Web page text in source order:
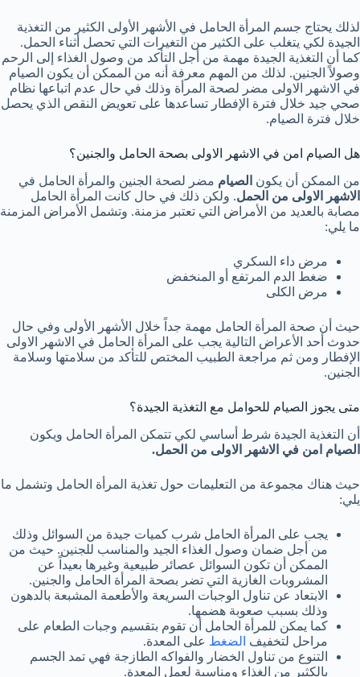
لذلك يحتاج جسم المرأة الحامل في الأشهر الأولى الكثير من التغذية
الجيدة لكي يتغلب على الكثير من التغيرات التي تحصل أثناء الحمل.
كما أن التغذية الجيدة مهمة من أجل التأكد من وصول الغذاء إلى الرحم
وصولاً الجنين. لذلك من المهم معرفة أنه من الممكن أن يكون الصيام
في الاشهر الاولى مضر لصحة المرأة وذلك في حال عدم اتباعها نظام
صحي جيد خلال فترة الإفطار تساعدها على تعويض النقص الذي يحصل
خلال فترة الصيام.
هل الصيام امن في الاشهر الاولى بصحة الحامل والجنين؟
من الممكن أن يكون الصيام مضر لصحة الجنين والمرأة الحامل في
الاشهر الاولى من الحمل. ولكن ذلك في حال كانت المرأة الحامل
مصابة بالعديد من الأمراض التي تعتبر مزمنة. وتشمل الأمراض المزمنة
ما يلي:
مرض داء السكري
ضغط الدم المرتفع أو المنخفض
مرض الكلى
حيث أن صحة المرأة الحامل مهمة جداً خلال الأشهر الأولى وفي حال
حدوث أحد الأعراض التالية يجب على المرأة الحامل في الاشهر الاولى
الإفطار ومن ثم مراجعة الطبيب المختص للتأكد من سلامتها وسلامة
الجنين.
متى يجوز الصيام للحوامل مع التغذية الجيدة؟
أن التغذية الجيدة شرط أساسي لكي تتمكن المرأة الحامل ويكون
الصيام امن في الاشهر الاولى من الحمل.
حيث هناك مجموعة من التعليمات حول تغذية المرأة الحامل وتشمل ما
يلي:
يجب على المرأة الحامل شرب كميات جيدة من السوائل وذلك
من أجل ضمان وصول الغذاء الجيد والمناسب للجنين. حيث من
الممكن أن تكون السوائل عصائر طبيعية وغيرها بعيداً عن
المشروبات الغازية التي تضر بصحة المرأة الحامل والجنين.
الابتعاد عن تناول الوجبات السريعة والأطعمة المشبعة بالدهون
وذلك بسبب صعوبة هضمها.
كما يمكن للمرأة الحامل أن تقوم بتقسيم وجبات الطعام على
مراحل لتخفيف الضغط على المعدة.
التنوع من تناول الخضار والفواكه الطازجة فهي تمد الجسم
بالكثير من الغذاء ومناسبة لعمل المعدة.